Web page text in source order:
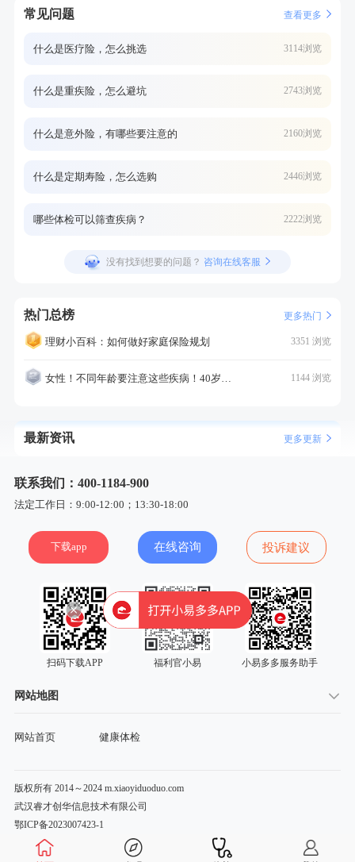
常见问题 查看更多
什么是医疗险，怎么挑选 3114浏览
什么是重疾险，怎么避坑 2743浏览
什么是意外险，有哪些要注意的 2160浏览
什么是定期寿险，怎么选购 2446浏览
哪些体检可以筛查疾病？ 2222浏览
没有找到想要的问题？ 咨询在线客服
热门总榜 更多热门
理财小百科：如何做好家庭保险规划 3351 浏览
女性！不同年龄要注意这些疾病！40岁的这个疾病最需要注意！ 1144 浏览
最新资讯 更多更新
联系我们：400-1184-900
法定工作日：9:00-12:00；13:30-18:00
下载app 在线咨询 投诉建议
扫码下载APP 福利官小易 小易多多服务助手
网站地图
网站首页 健康体检
版权所有 2014～2024 m.xiaoyiduoduo.com
武汉睿才创华信息技术有限公司
鄂ICP备2023007423-1